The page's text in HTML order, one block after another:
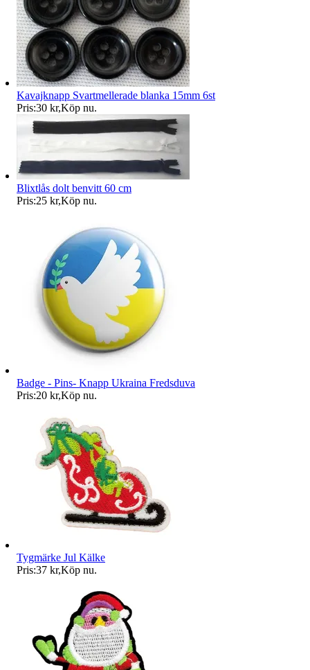
Kavajknapp Svartmellerade blanka 15mm 6st
Pris:30 kr,Köp nu.
Blixtlås dolt benvitt 60 cm
Pris:25 kr,Köp nu.
Badge - Pins- Knapp Ukraina Fredsduva
Pris:20 kr,Köp nu.
Tygmärke Jul Kälke
Pris:37 kr,Köp nu.